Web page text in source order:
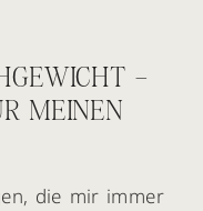
–
MEINEN
die mir immer